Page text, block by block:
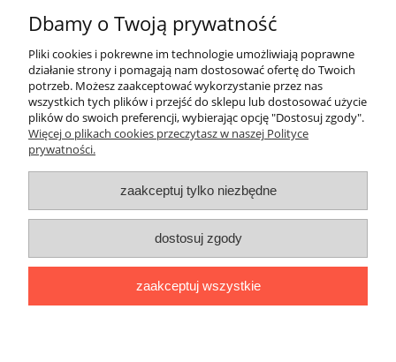
do koszyka
Szybkie linki
Płatności i dostawa
Pomoc i Moje konto
Płatności realizowane przez:
Transport realizowany przez:
Dbamy o Twoją prywatność
Pliki cookies i pokrewne im technologie umożliwiają poprawne
działanie strony i pomagają nam dostosować ofertę do Twoich
potrzeb. Możesz zaakceptować wykorzystanie przez nas
wszystkich tych plików i przejść do sklepu lub dostosować użycie
plików do swoich preferencji, wybierając opcję "Dostosuj zgody".
Więcej o plikach cookies przeczytasz w naszej Polityce
prywatności.
zaakceptuj tylko niezbędne
dostosuj zgody
zaakceptuj wszystkie